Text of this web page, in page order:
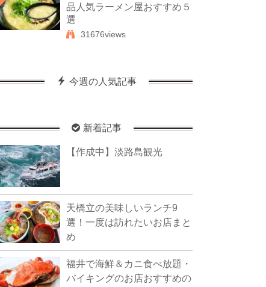
品人気ラーメン屋おすすめ５
選
31676views
今週の人気記事
新着記事
【作成中】淡路島観光
天橋立の美味しいランチ9
選！一度は訪れたいお店まと
め
福井で海鮮＆カニ食べ放題・
バイキングのお店おすすめの